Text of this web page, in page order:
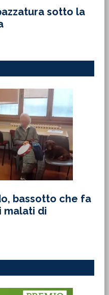
sotto la
bassotto che fa
malati di